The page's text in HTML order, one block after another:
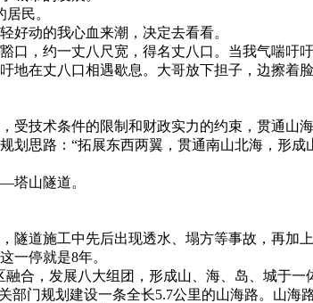
民。
好动的我心血来潮，决定去看看。
，约一丈八尺宽，得名丈八口。当我气喘吁
在丈八口相遇歇息。大哥放下担子，边擦着
技术条件的限制和财政实力的约束，贯通山
思路：“拓展东西两翼，贯通南山北海，形
塔山隧道。
道施工中先后出现透水、塌方等事故，再加
一停就是8年。
合，发展八大组团，形成山、海、岛、城于一
门规划建设一条全长5.7公里的山海路。山海